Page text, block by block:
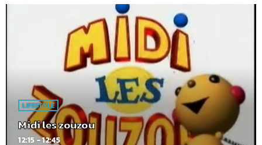
LIFESTYLE
Midi les zouzou
12:15 - 12:45